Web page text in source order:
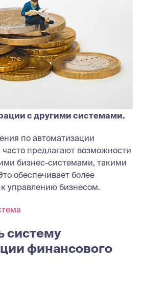
с другими системами.
по автоматизации
часто предлагают возможности
бизнес-системами, такими
обеспечивает более
управлению бизнесом.
систему
финансового